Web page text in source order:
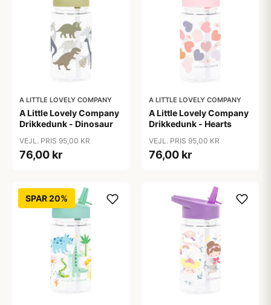
A LITTLE LOVELY COMPANY
A Little Lovely Company
Drikkedunk - Dinosaur
VEJL. PRIS 95,00 KR
76,00 kr
A LITTLE LOVELY COMPANY
A Little Lovely Company
Drikkedunk - Hearts
VEJL. PRIS 95,00 KR
76,00 kr
SPAR 20%